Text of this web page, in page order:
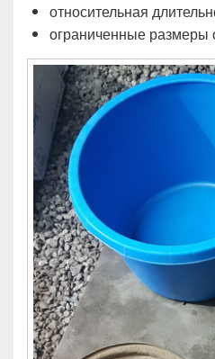
относительная
ограниченные